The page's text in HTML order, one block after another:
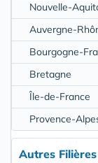
Nouvelle-
Auvergne-
Bourgogne-
Bretagne
Île-de-France
Provence-
Autres Filières